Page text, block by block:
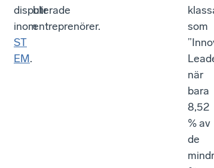
disputerade
inom
ST
EM.
blir
entreprenörer.
som
när
bara
8,52
% av
de